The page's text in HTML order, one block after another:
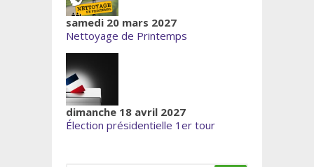
samedi 20 mars 2027
Nettoyage de Printemps
dimanche 18 avril 2027
Élection présidentielle 1er tour